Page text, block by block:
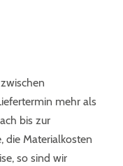
mehr als
bis zur
die Materialkosten
so sind wir